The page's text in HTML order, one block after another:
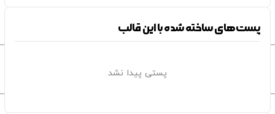
پست‌های ساخته شده با این قالب
پستی پیدا نشد